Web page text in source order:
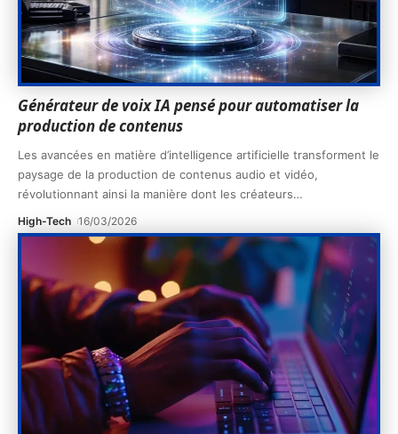
Générateur de voix IA pensé pour automatiser la
production de contenus
Les avancées en matière d’intelligence artificielle transforment le
paysage de la production de contenus audio et vidéo,
révolutionnant ainsi la manière dont les créateurs…
High-Tech 16/03/2026